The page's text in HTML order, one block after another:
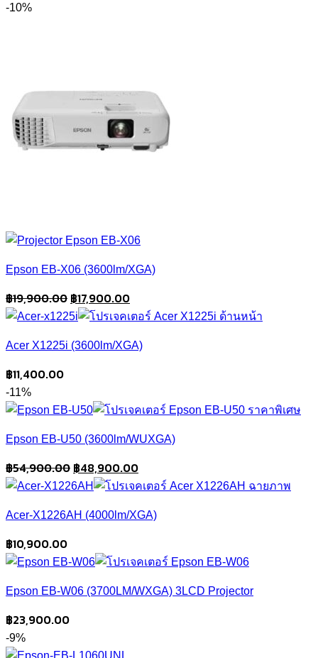
-10%
Epson EB-X06 (3600lm/XGA)
฿19,900.00 Original
price
฿19,900.00.
฿17,900.00Current
price
฿17,900.00.
Acer X1225i (3600lm/XGA)
฿11,400.00
-11%
Epson EB-U50 (3600lm/WUXGA)
฿54,900.00 Original
price
฿54,900.00.
฿48,900.00Current
price
฿48,900.00.
Acer-X1226AH (4000lm/XGA)
฿10,900.00
Epson EB-W06 (3700LM/WXGA) 3LCD Projector
฿23,900.00
-9%